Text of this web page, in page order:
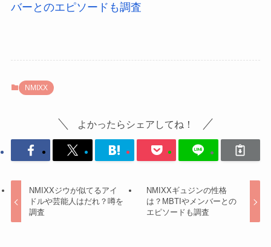
バーとのエピソードも調査
NMIXX
よかったらシェアしてね！
NMIXXジウが似てるアイ
ドルや芸能人はだれ？噂を
調査
NMIXXギュジンの性格
は？MBTIやメンバーとの
エピソードも調査